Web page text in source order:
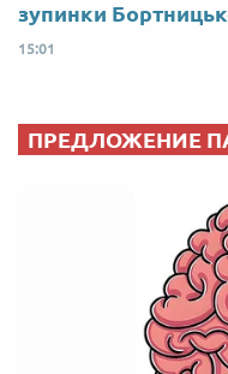
зупинки
15:01
ПРЕДЛОЖЕНИЕ